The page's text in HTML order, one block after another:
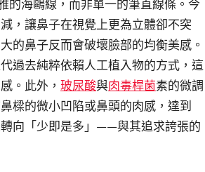
的海鷗線，而非單一的筆直線條。今
，讓鼻子在視覺上更為立體卻不突
的鼻子反而會破壞臉部的均衡美感。
過去純粹依賴人工植入物的方式，這
。此外， 玻尿酸與肉毒桿菌素的微調
樑的微小凹陷或鼻頭的肉感，達到
轉向「少即是多」——與其追求誇張的